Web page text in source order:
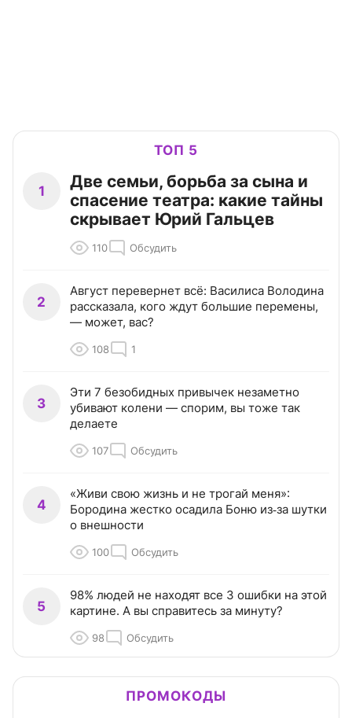
ТОП 5
1
Две семьи, борьба за сына и
спасение театра: какие тайны
скрывает Юрий Гальцев
110 Обсудить
2
Август перевернет всё: Василиса Володина
рассказала, кого ждут большие перемены,
— может, вас?
108 1
3
Эти 7 безобидных привычек незаметно
убивают колени — спорим, вы тоже так
делаете
107 Обсудить
4
«Живи свою жизнь и не трогай меня»:
Бородина жестко осадила Боню из‑за шутки
о внешности
100 Обсудить
5
98% людей не находят все 3 ошибки на этой
картине. А вы справитесь за минуту?
98 Обсудить
ПРОМОКОДЫ